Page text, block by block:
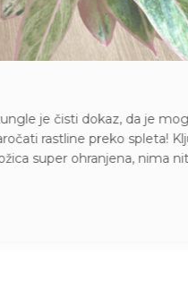
je čisti dokaz, da je
rastline preko spleta!
super ohranjena, nima